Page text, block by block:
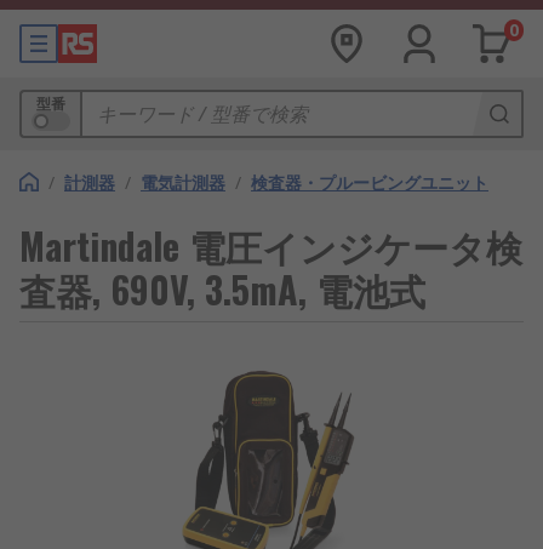
0
型番
/ 計測器 / 電気計測器 / 検査器・プルービングユニット
Martindale 電圧インジケータ検
査器, 690V, 3.5mA, 電池式